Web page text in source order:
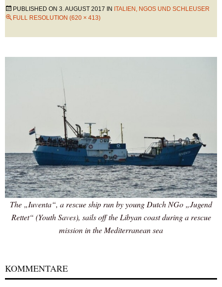
PUBLISHED ON 3. AUGUST 2017 IN ITALIEN, NGOS UND SCHLEUSER
FULL RESOLUTION (620 × 413)
The „Iuventa“, a rescue ship run by young Dutch NGo „Jugend
Rettet“ (Youth Saves), sails off the Libyan coast during a rescue
mission in the Mediterranean sea
KOMMENTARE